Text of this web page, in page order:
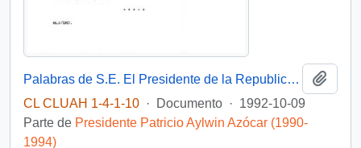
Palabras de S.E. El Presidente de la Republica, D. Patricio Aylwin Azocar, a la salida de misa en el Palacio de la Moneda
CL CLUAH 1-4-1-10 · Documento · 1992-10-09
Parte de Presidente Patricio Aylwin Azócar (1990-
1994)